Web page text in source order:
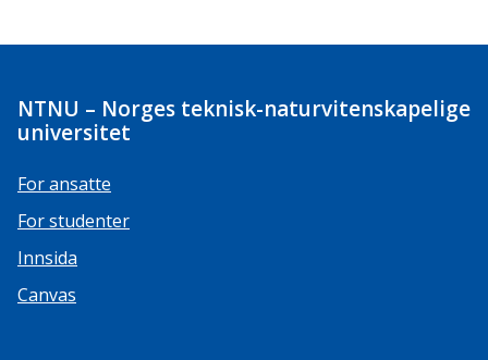
NTNU – Norges teknisk-naturvitenskapelige
universitet
For ansatte
For studenter
Innsida
Canvas